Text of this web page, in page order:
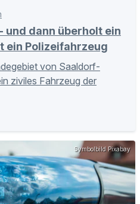
und dann überholt ein
ein Polizeifahrzeug
von Saaldorf-
ziviles Fahrzeug der
Symbolbild Pixabay